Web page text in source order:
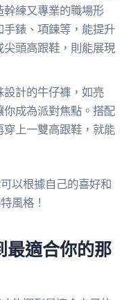
練又專業的職場形
錶、項鍊等，能提升
頭高跟鞋，則能展現
設計的牛仔褲，如亮
成為派對焦點。搭配
上一雙高跟鞋，就能
以根據自己的喜好和
風格！
最適合你的那